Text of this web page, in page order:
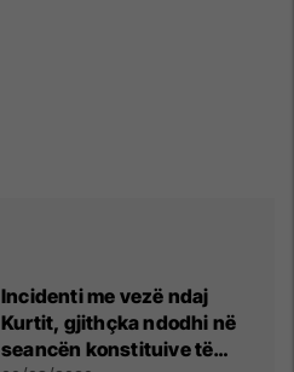
Incidenti me vezë ndaj
Kurtit, gjithçka ndodhi në
seancën konstituive të